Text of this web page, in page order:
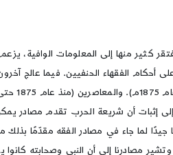
منها إلى المعلومات الوافية،
الفقهاء الحنفيين. فيما عالج
الداوودي هو
أن شريعة الحرب تقدم مصادر يمكن
جيدًا لما جاء في مصادر الفقه مقدّمًا
مصادرنا إلى أن النبي وصحابته